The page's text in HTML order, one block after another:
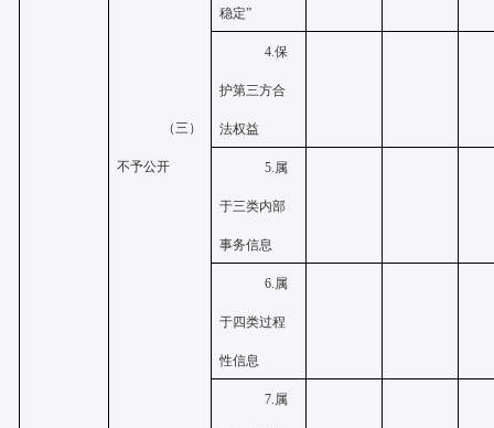
（三）
不予公开
稳定”
4.保
护第三方合
法权益
5.属
于三类内部
事务信息
6.属
于四类过程
性信息
7.属